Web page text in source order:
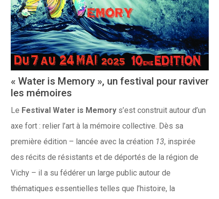
« Water is Memory », un festival pour raviver
les mémoires
Le Festival Water is Memorys’est construit autour d’un
axe fort : relier l’art à la mémoire collective. Dès sa
première édition – lancée avec la création 13, inspirée
des récits de résistants et de déportés de la région de
Vichy – il a su fédérer un large public autour de
thématiques essentielles telles que l’histoire, la